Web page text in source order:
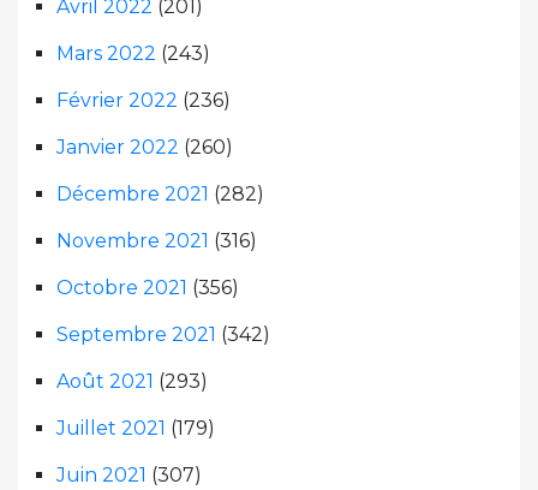
Avril 2022 (201)
Mars 2022 (243)
Février 2022 (236)
Janvier 2022 (260)
Décembre 2021 (282)
Novembre 2021 (316)
Octobre 2021 (356)
Septembre 2021 (342)
Août 2021 (293)
Juillet 2021 (179)
Juin 2021 (307)